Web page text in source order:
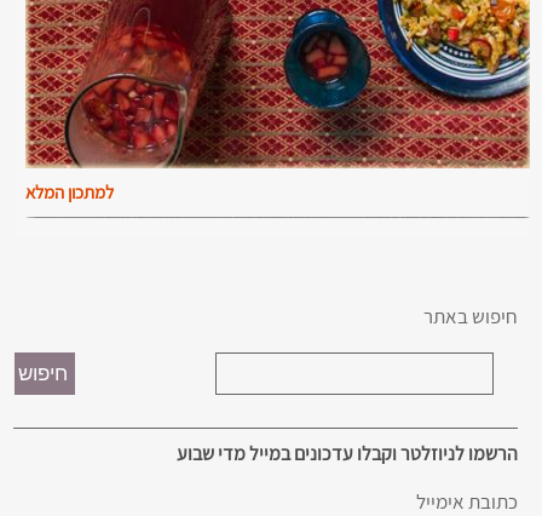
למתכון המלא
חיפוש באתר
הרשמו לניוזלטר וקבלו עדכונים במייל מדי שבוע
כתובת אימייל